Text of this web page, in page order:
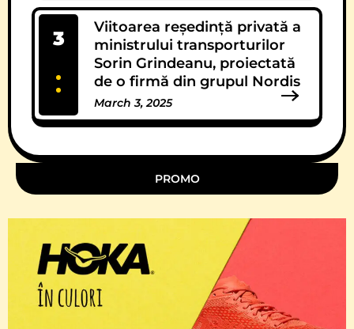
Viitoarea reședință privată a
ministrului transporturilor
Sorin Grindeanu, proiectată
de o firmă din grupul Nordis
March 3, 2025
11 Comments
3
PROMO